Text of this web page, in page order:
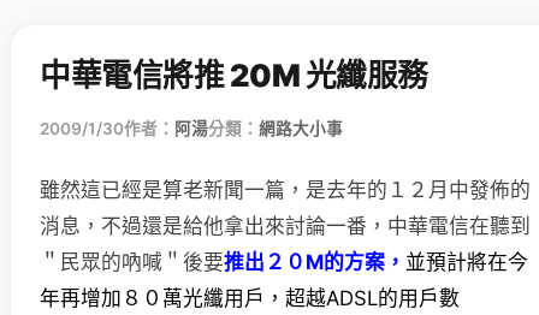
中華電信將推 20M 光纖服務
2009/1/30作者： 阿湯分類： 網路大小事
雖然這已經是算老新聞一篇，是去年的１２月中發佈的
消息， 不過還是給他拿出來討論一番，中華電信在聽到
＂民眾的吶喊＂後要推出２０M的方案， 並預計將在今
年再增加８０萬光纖用戶，超越ADSL的用戶數